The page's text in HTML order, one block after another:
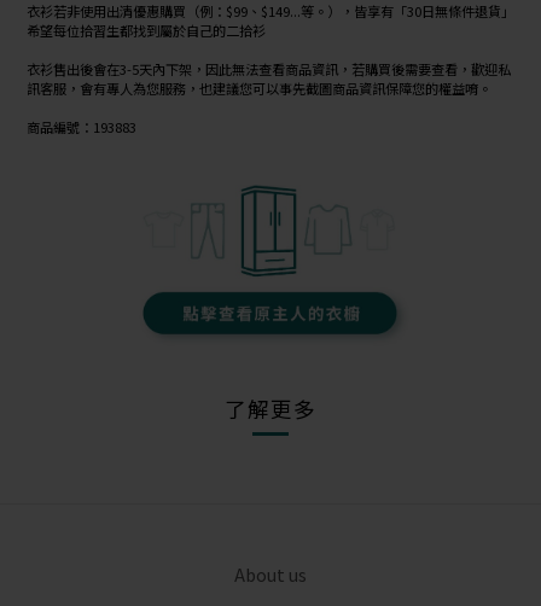
衣衫若非使用出清優惠購買（例：$99、$149...等。），皆享有「30日無條件退貨」
希望每位拾習生都找到屬於自己的二拾衫
衣衫售出後會在3-5天內下架，因此無法查看商品資訊，若購買後需要查看，歡迎私
訊客服，會有專人為您服務，也建議您可以事先截圖商品資訊保障您的權益唷。
商品編號：193883
了解更多
About us